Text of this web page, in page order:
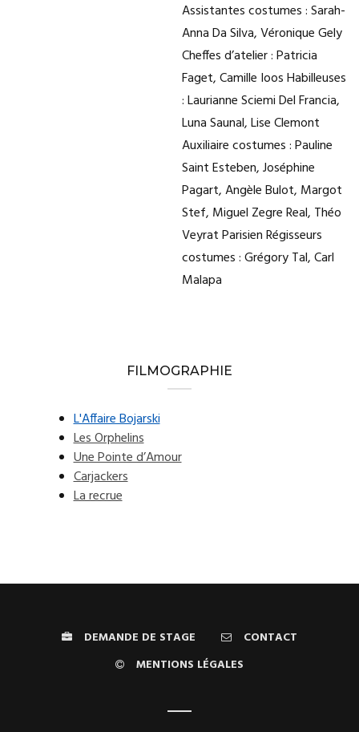
Assistantes costumes : Sarah-
Anna Da Silva, Véronique Gely
Cheffes d’atelier : Patricia
Faget, Camille Ioos Habilleuses
: Laurianne Sciemi Del Francia,
Luna Saunal, Lise Clemont
Auxiliaire costumes : Pauline
Saint Esteben, Joséphine
Pagart, Angèle Bulot, Margot
Stef, Miguel Zegre Real, Théo
Veyrat Parisien Régisseurs
costumes : Grégory Tal, Carl
Malapa
FILMOGRAPHIE
L'Affaire Bojarski
Les Orphelins
Une Pointe d’Amour
Carjackers
La recrue
DEMANDE DE STAGE
CONTACT
MENTIONS LÉGALES